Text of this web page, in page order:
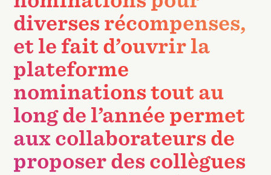
diverses récompenses,
et le fait d’ouvrir la
plateforme
nominations tout au
long de l’année permet
aux collaborateurs de
proposer des collègues